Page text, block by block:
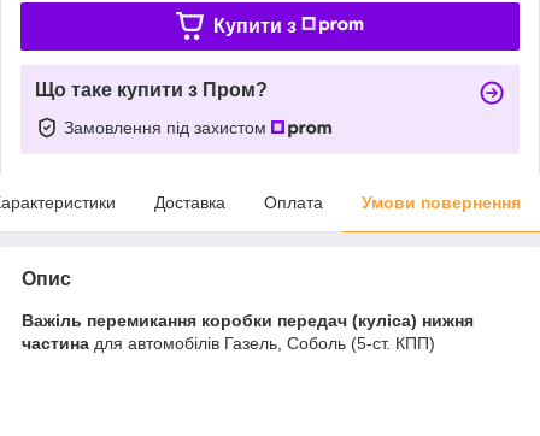
Купити з
Що таке купити з Пром?
Замовлення під захистом
Доставка Оплата Умови повернення
Опис
Важіль перемикання коробки передач (куліса) нижня
частина для автомобілів Газель, Соболь (5-ст. КПП)